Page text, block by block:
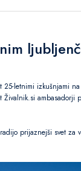
letnimi izkušnjami
prijaznejši svet za